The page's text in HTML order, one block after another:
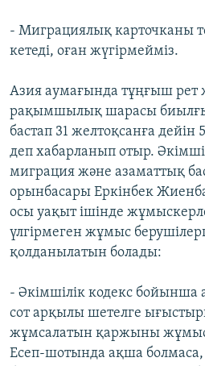
- Миграциялық карточканы
кетеді, оған жүгірмейміз.
Азия аумағында тұңғыш рет
рақымшылық шарасы
бастап 31 желтоқсанға дейін
деп хабарланып отыр.
миграция және азаматтық
орынбасары Еркінбек
осы уақыт ішінде
үлгірмеген жұмыс
қолданылатын болады:
- Әкімшілік кодекс
сот арқылы шетелге
жұмсалатын қаржыны жұмыс
Есеп-шотында ақша болмаса,